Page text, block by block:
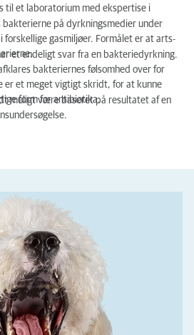
til et laboratorium med ekspertise i
på dyrkningsmedier under
gasmiljøer. Formålet er at arts-
et endeligt svar fra en bakteriedyrkning.
bakteriernes følsomhed over for
er et meget vigtigt skridt, for at kunne
form for antibiotika.
muligt være baseret på resultatet af en